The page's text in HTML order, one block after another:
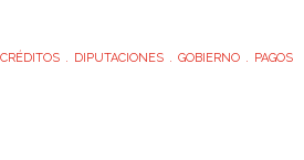
CRÉDITOS DIPUTACIONES GOBIERNO PAGOS